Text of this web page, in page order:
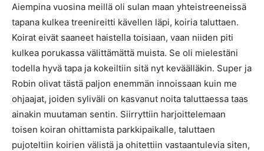
Aiempina vuosina meillä oli sulan maan yhteistreeneissä
tapana kulkea treenireitti kävellen läpi, koiria taluttaen.
Koirat eivät saaneet haistella toisiaan, vaan niiden piti
kulkea porukassa välittämättä muista. Se oli mielestäni
todella hyvä tapa ja kokeiltiin sitä nyt keväälläkin. Super ja
Robin olivat tästä paljon enemmän innoissaan kuin me
ohjaajat, joiden syliväli on kasvanut noita taluttaessa taas
ainakin muutaman sentin. Siirryttiin harjoittelemaan
toisen koiran ohittamista parkkipaikalle, taluttaen
pujoteltiin koirien välistä ja ohitettiin vastaantulevia siten,